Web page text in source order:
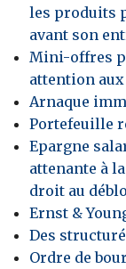
les produits
avant son
Mini-offres
attention aux
Arnaque
Portefeuille
Epargne
attenante à
droit au
Ernst &
Des
Ordre de